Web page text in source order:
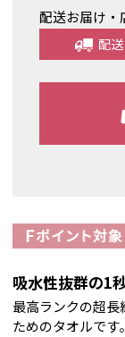
配送お届け・
配
吸水性抜群の1
最高ランクの超
ためのタオルです。